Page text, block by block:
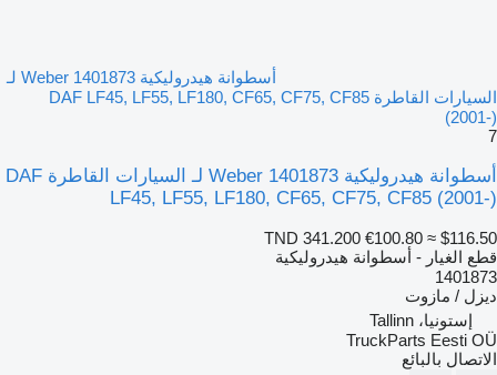
أسطوانة هيدروليكية Weber 1401873 لـ
السيارات القاطرة DAF LF45, LF55, LF180, CF65, CF75, CF85
(2001-)
7
أسطوانة هيدروليكية Weber 1401873 لـ السيارات القاطرة DAF
LF45, LF55, LF180, CF65, CF75, CF85 (2001-)
TND 341.200 €100.80 ≈ $116.50
قطع الغيار - أسطوانة هيدروليكية
1401873
ديزل / مازوت
إستونيا، Tallinn
TruckParts Eesti OÜ
الاتصال بالبائع